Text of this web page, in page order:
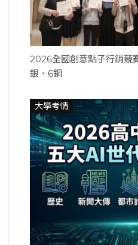
2026全國創意點子行銷競
銀、6銅
大學考情